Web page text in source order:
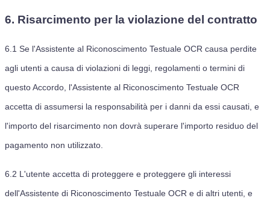
6. Risarcimento per la violazione del contratto
6.1 Se l'Assistente al Riconoscimento Testuale OCR causa perdite
agli utenti a causa di violazioni di leggi, regolamenti o termini di
questo Accordo, l'Assistente al Riconoscimento Testuale OCR
accetta di assumersi la responsabilità per i danni da essi causati, e
l'importo del risarcimento non dovrà superare l'importo residuo del
pagamento non utilizzato.
6.2 L'utente accetta di proteggere e proteggere gli interessi
dell'Assistente di Riconoscimento Testuale OCR e di altri utenti, e